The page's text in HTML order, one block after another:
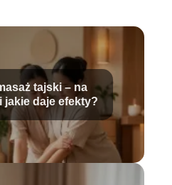
tajski – na
jakie daje efekty?